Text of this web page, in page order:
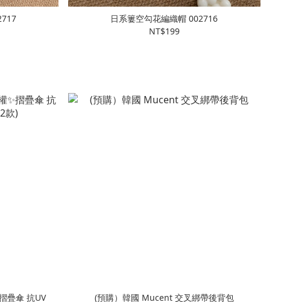
日系簍空勾花編織帽 002716
NT$199
疊傘 抗UV (預購）韓國 Mucent 交叉綁帶後背包